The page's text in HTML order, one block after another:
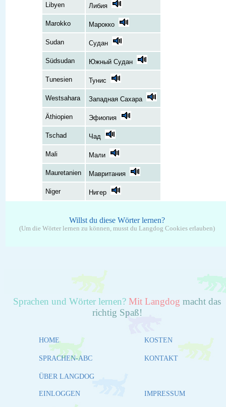
Libyen Либия
Marokko Марокко
Sudan Судан
Südsudan Южный Судан
Tunesien Тунис
Westsahara Западная Сахара
Äthiopien Эфиопия
Tschad Чад
Mali Мали
Mauretanien Мавритания
Niger Нигер
Willst du diese Wörter lernen?
(Um die Wörter lernen zu können, musst du Langdog Cookies erlauben)
Sprachen und Wörter lernen? Mit Langdog macht das
richtig Spaß!
HOME
SPRACHEN-ABC
ÜBER LANGDOG
KOSTEN
KONTAKT
EINLOGGEN IMPRESSUM